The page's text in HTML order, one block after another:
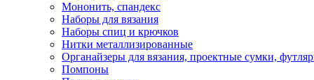
Мононить, спандекс
Наборы для вязания
Наборы спиц и крючков
Нитки металлизированные
Органайзеры для вязания, проектные сумки,
Помпоны